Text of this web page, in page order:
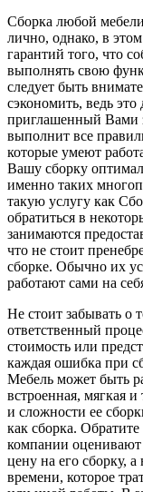
Сборка любой
лично, однако, в
гарантий того, что
выполнять свою
следует быть
сэкономить, ведь это
приглашенный Вами
выполнит все
которые умеют
Вашу сборку
именно таких
такую услугу как
обратиться в
занимаются
что не стоит
сборке. Обычно их
работают сами на
Не стоит забывать о
ответственный
стоимость или
каждая ошибка при
Мебель может быть
встроенная, мягкая
и сложности ее
как сборка.
компании
цену на его сборку,
времени, которое